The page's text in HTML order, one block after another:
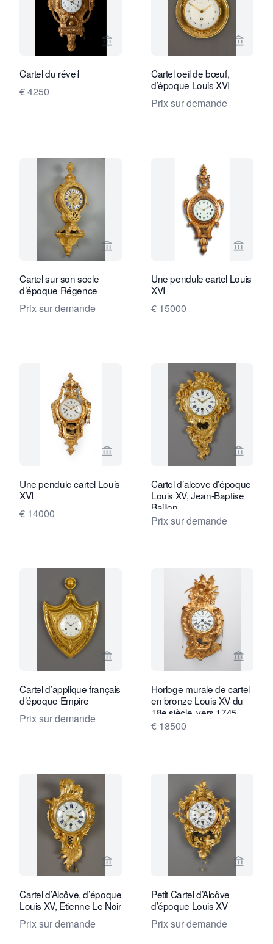
Voir la page vendeur de Limburg
Cartel du réveil
€ 4250
Voir la
Cartel oeil de bœuf,
d’époque Louis XVI
Prix sur demande
Voir la page vendeur de Kollenburg
Cartel sur son socle
d’époque Régence
Prix sur demande
Voir la
Une pendule cartel Louis
XVI
€ 15000
Voir la page vendeur de Daatselaar
Une pendule cartel Louis
XVI
€ 14000
Voir la
Cartel d’alcove d’époque
Louis XV, Jean-Baptise
Baillon
Prix sur demande
Voir la page vendeur de Kollenburg
Cartel d’applique français
d’époque Empire
Prix sur demande
Voir la
Horloge murale de cartel
en bronze Louis XV du
18e siècle, vers 1745
€ 18500
Voir la page vendeur de Kollenburg
Cartel d’Alcôve, d’époque
Louis XV, Etienne Le Noir
Prix sur demande
Voir la
Petit Cartel d’Alcôve
d’époque Louis XV
Prix sur demande